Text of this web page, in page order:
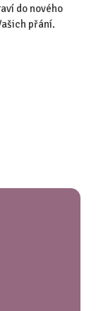
do nového
přání.